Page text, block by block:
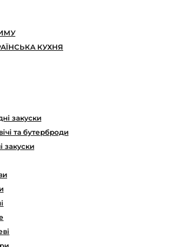
КУХНЯ
закуски
та бутерброди
закуски